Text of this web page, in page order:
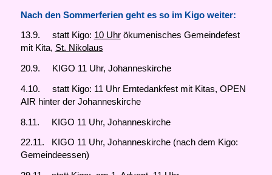
Nach den Sommerferien geht es so im Kigo weiter:
13.9. statt Kigo: 10 Uhrökumenisches Gemeindefest
mit Kita, St. Nikolaus
20.9. KIGO 11 Uhr, Johanneskirche
4.10. statt Kigo: 11 Uhr Erntedankfest mit Kitas, OPEN
AIR hinter der Johanneskirche
8.11. KIGO 11 Uhr, Johanneskirche
22.11. KIGO 11 Uhr, Johanneskirche (nach dem Kigo:
Gemeindeessen)